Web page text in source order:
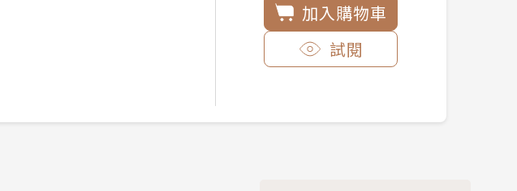
加入購物車
試閱